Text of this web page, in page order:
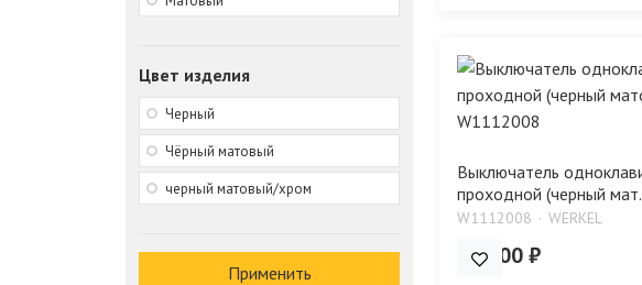
Цвет изделия
Черный
Чёрный матовый
черный матовый/хром
Применить
Выключатель
проходной (черный
W1112008 WERKEL
860.00 ₽